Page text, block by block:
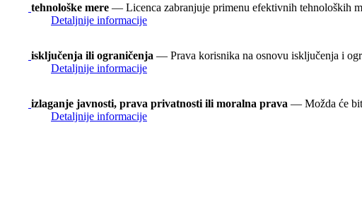
tehnološke mere — Licenca zabranjuje primenu efektivnih tehnoloških
Detaljnije informacije
isključenja ili ograničenja — Prava korisnika na osnovu isključenja i
Detaljnije informacije
izlaganje javnosti, prava privatnosti ili moralna prava — Možda će
Detaljnije informacije